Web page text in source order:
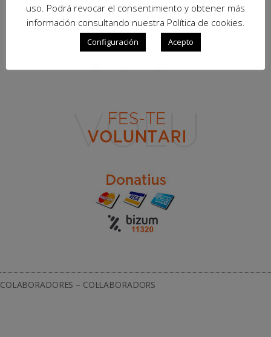
COLABORADORES – COL·LABORADORS
uso. Podrá revocar el consentimiento y obtener más
información consultando nuestra Política de cookies.
Configuración Acepto